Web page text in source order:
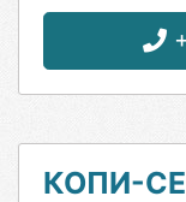
КОПИ-